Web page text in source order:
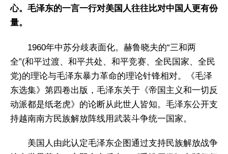
心。毛泽东的一言一行对美国人往往比对中国人更有份
量。
1960年中苏分歧表面化。赫鲁晓夫的“三和两
全”(和平过渡、和平共处、和平竞赛、全民国家、全民
党)的理论与毛泽东暴力革命的理论针锋相对。《毛泽
东选集》第四卷出版，毛泽东关于《帝国主义和一切反
动派都是纸老虎》的论断从此世人皆知。毛泽东公开支
持越南南方民族解放阵线用武装斗争统一国家。
美国人由此认定毛泽东企图通过支持民族解放战争